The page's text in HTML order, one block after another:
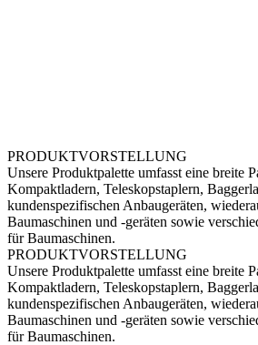
PRODUKTVORSTELLUNG
Unsere Produktpalette umfasst eine breite
Kompaktladern, Teleskopstaplern,
kundenspezifischen Anbaugeräten,
Baumaschinen und -geräten sowie
für Baumaschinen.
PRODUKTVORSTELLUNG
Unsere Produktpalette umfasst eine breite
Kompaktladern, Teleskopstaplern,
kundenspezifischen Anbaugeräten,
Baumaschinen und -geräten sowie
für Baumaschinen.